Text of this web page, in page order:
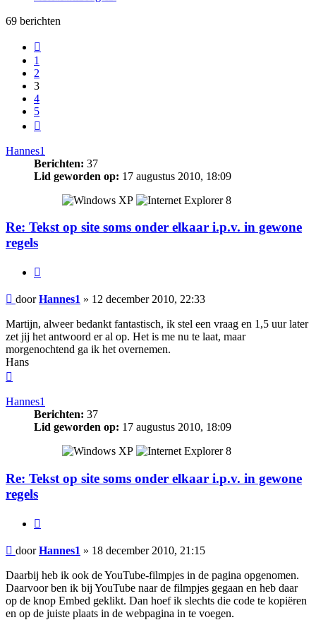
69 berichten
1
2
3
4
5
Hannes1
Berichten: 37
Lid geworden op: 17 augustus 2010, 18:09
Re: Tekst op site soms onder elkaar i.p.v. in gewone
regels
Bericht
doorHannes1 » 12 december 2010, 22:33
Martijn, alweer bedankt fantastisch, ik stel een vraag en 1,5 uur later
zet jij het antwoord er al op. Het is me nu te laat, maar
morgenochtend ga ik het overnemen.
Hans
Hannes1
Berichten: 37
Lid geworden op: 17 augustus 2010, 18:09
Re: Tekst op site soms onder elkaar i.p.v. in gewone
regels
Bericht
doorHannes1 » 18 december 2010, 21:15
Daarbij heb ik ook de YouTube-filmpjes in de pagina opgenomen.
Daarvoor ben ik bij YouTube naar de filmpjes gegaan en heb daar
op de knop Embed geklikt. Dan hoef ik slechts die code te kopiëren
en op de juiste plaats in de webpagina in te voegen.